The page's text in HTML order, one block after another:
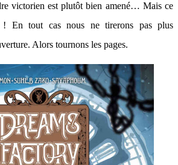
victorien est plutôt bien amené… Mais ce
En tout cas nous ne tirerons pas plus
Alors tournons les pages.